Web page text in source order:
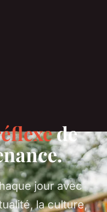
de
jour avec
la culture,